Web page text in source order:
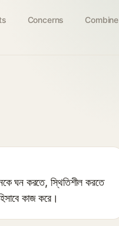
Concerns Combine
ঘন করতে, স্থিতিশীল করতে
কাজ করে।